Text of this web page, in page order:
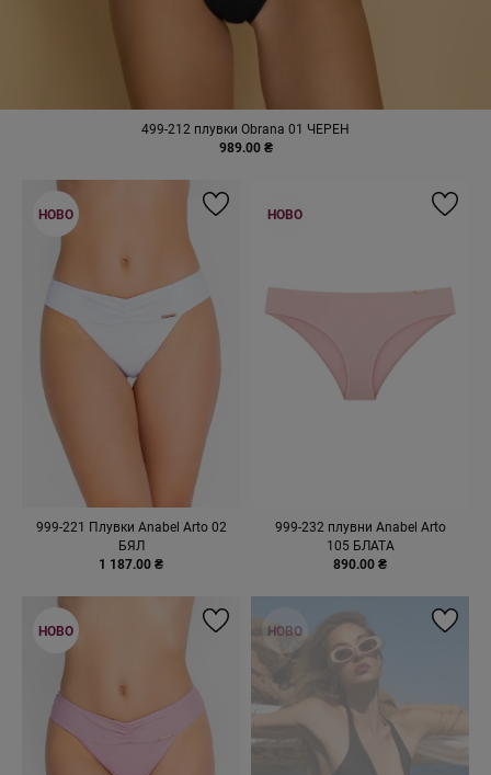
499-212 плувки Obrana 01 ЧЕРЕН
989.00 ₴
999-221 Плувки Anabel Arto 02
БЯЛ
1 187.00 ₴
НОВО
999-232 плувни Anabel Arto
105 БЛАТА
890.00 ₴
НОВО
НОВО НОВО